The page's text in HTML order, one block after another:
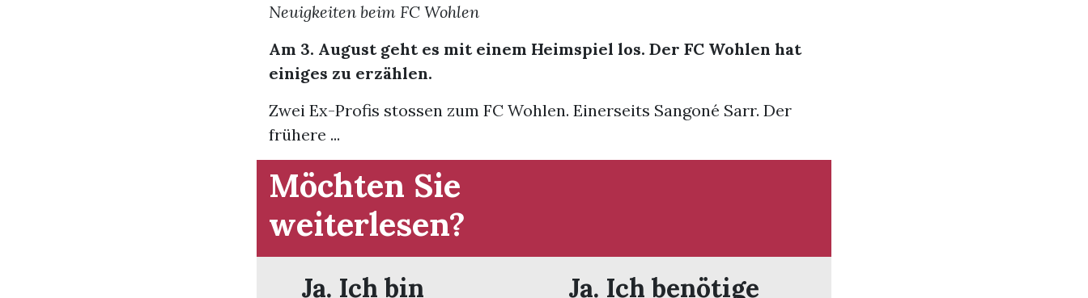
Neuigkeiten beim FC Wohlen
Am 3. August geht es mit einem Heimspiel los. Der FC Wohlen hat
einiges zu erzählen.
Zwei Ex-Profis stossen zum FC Wohlen. Einerseits Sangoné Sarr. Der
frühere ...
Möchten Sie
weiterlesen?
Ja. Ich bin Ja. Ich benötige